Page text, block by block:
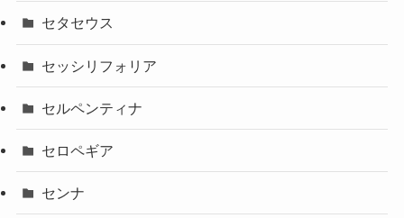
セタセウス
セッシリフォリア
セルペンティナ
セロペギア
センナ